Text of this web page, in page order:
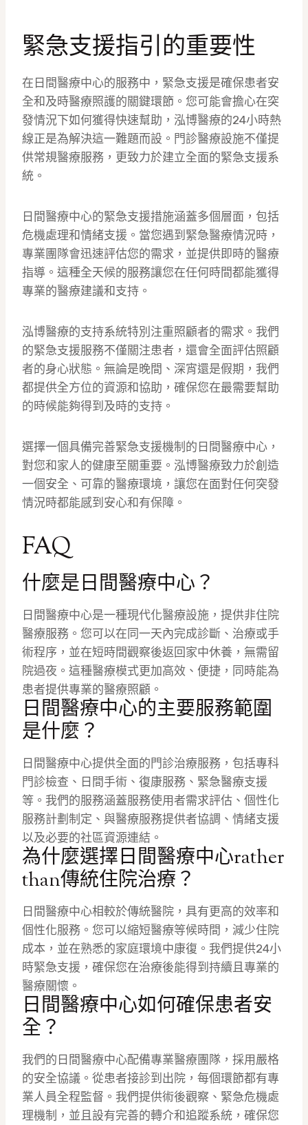
緊急支援指引的重要性
在日間醫療中心的服務中，緊急支援是確保患者安
全和及時醫療照護的關鍵環節。您可能會擔心在突
發情況下如何獲得快速幫助，泓博醫療的24小時熱
線正是為解決這一難題而設。門診醫療設施不僅提
供常規醫療服務，更致力於建立全面的緊急支援系
統。
日間醫療中心的緊急支援措施涵蓋多個層面，包括
危機處理和情緒支援。當您遇到緊急醫療情況時，
專業團隊會迅速評估您的需求，並提供即時的醫療
指導。這種全天候的服務讓您在任何時間都能獲得
專業的醫療建議和支持。
泓博醫療的支持系統特別注重照顧者的需求。我們
的緊急支援服務不僅關注患者，還會全面評估照顧
者的身心狀態。無論是晚間、深宵還是假期，我們
都提供全方位的資源和協助，確保您在最需要幫助
的時候能夠得到及時的支持。
選擇一個具備完善緊急支援機制的日間醫療中心，
對您和家人的健康至關重要。泓博醫療致力於創造
一個安全、可靠的醫療環境，讓您在面對任何突發
情況時都能感到安心和有保障。
FAQ
什麼是日間醫療中心？
日間醫療中心是一種現代化醫療設施，提供非住院
醫療服務。您可以在同一天內完成診斷、治療或手
術程序，並在短時間觀察後返回家中休養，無需留
院過夜。這種醫療模式更加高效、便捷，同時能為
患者提供專業的醫療照顧。
日間醫療中心的主要服務範圍
是什麼？
日間醫療中心提供全面的門診治療服務，包括專科
門診檢查、日間手術、復康服務、緊急醫療支援
等。我們的服務涵蓋服務使用者需求評估、個性化
服務計劃制定、與醫療服務提供者協調、情緒支援
以及必要的社區資源連結。
為什麼選擇日間醫療中心rather
than傳統住院治療？
日間醫療中心相較於傳統醫院，具有更高的效率和
個性化服務。您可以縮短醫療等候時間，減少住院
成本，並在熟悉的家庭環境中康復。我們提供24小
時緊急支援，確保您在治療後能得到持續且專業的
醫療關懷。
日間醫療中心如何確保患者安
全？
我們的日間醫療中心配備專業醫療團隊，採用嚴格
的安全協議。從患者接診到出院，每個環節都有專
業人員全程監督。我們提供術後觀察、緊急危機處
理機制，並且設有完善的轉介和追蹤系統，確保您